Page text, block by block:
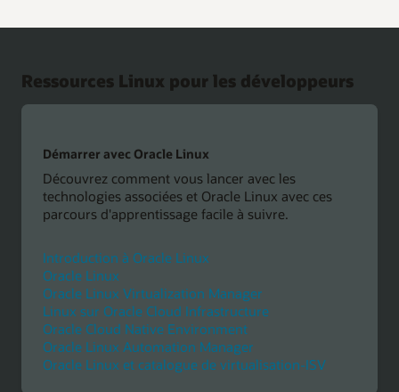
Ressources Linux pour les développeurs
Démarrer avec Oracle Linux
Découvrez comment vous lancer avec les
technologies associées et Oracle Linux avec ces
parcours d'apprentissage facile à suivre.
Introduction à Oracle Linux
Oracle Linux
Oracle Linux Virtualization Manager
Linux sur Oracle Cloud Infrastructure
Oracle Cloud Native Environment
Oracle Linux Automation Manager
Oracle Linux et catalogue de virtualisation-ISV